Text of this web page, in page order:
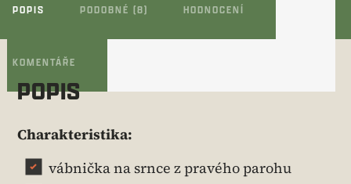
POPIS PODOBNÉ (8) HODNOCENÍ
KOMENTÁŘE
POPIS
Charakteristika:
vábnička na srnce z pravého parohu